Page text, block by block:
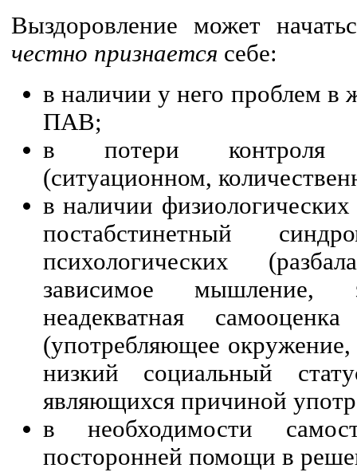
Выздоровление может
честно признается себе:
в наличии у него проблем в
ПАВ;
в потери контроля
(ситуационном,
в наличии
постабстинетный
психологических
зависимое мышление,
неадекватная
(употребляющее
низкий социальный
являющихся причиной
в необходимости
посторонней помощи в